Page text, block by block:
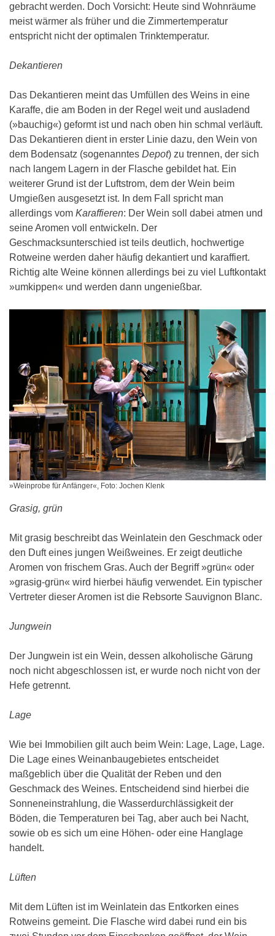
gebracht werden. Doch Vorsicht: Heute sind Wohnräume
meist wärmer als früher und die Zimmertemperatur
entspricht nicht der optimalen Trinktemperatur.
Dekantieren
Das Dekantieren meint das Umfüllen des Weins in eine
Karaffe, die am Boden in der Regel weit und ausladend
(»bauchig«) geformt ist und nach oben hin schmal verläuft.
Das Dekantieren dient in erster Linie dazu, den Wein von
dem Bodensatz (sogenanntes Depot) zu trennen, der sich
nach langem Lagern in der Flasche gebildet hat. Ein
weiterer Grund ist der Luftstrom, dem der Wein beim
Umgießen ausgesetzt ist. In dem Fall spricht man
allerdings vom Karaffieren: Der Wein soll dabei atmen und
seine Aromen voll entwickeln. Der
Geschmacksunterschied ist teils deutlich, hochwertige
Rotweine werden daher häufig dekantiert und karaffiert.
Richtig alte Weine können allerdings bei zu viel Luftkontakt
»umkippen« und werden dann ungenießbar.
»Weinprobe für Anfänger«, Foto: Jochen Klenk
Grasig, grün
Mit grasig beschreibt das Weinlatein den Geschmack oder
den Duft eines jungen Weißweines. Er zeigt deutliche
Aromen von frischem Gras. Auch der Begriff »grün« oder
»grasig-grün« wird hierbei häufig verwendet. Ein typischer
Vertreter dieser Aromen ist die Rebsorte Sauvignon Blanc.
Jungwein
Der Jungwein ist ein Wein, dessen alkoholische Gärung
noch nicht abgeschlossen ist, er wurde noch nicht von der
Hefe getrennt.
Lage
Wie bei Immobilien gilt auch beim Wein: Lage, Lage, Lage.
Die Lage eines Weinanbaugebietes entscheidet
maßgeblich über die Qualität der Reben und den
Geschmack des Weines. Entscheidend sind hierbei die
Sonneneinstrahlung, die Wasserdurchlässigkeit der
Böden, die Temperaturen bei Tag, aber auch bei Nacht,
sowie ob es sich um eine Höhen- oder eine Hanglage
handelt.
Lüften
Mit dem Lüften ist im Weinlatein das Entkorken eines
Rotweins gemeint. Die Flasche wird dabei rund ein bis